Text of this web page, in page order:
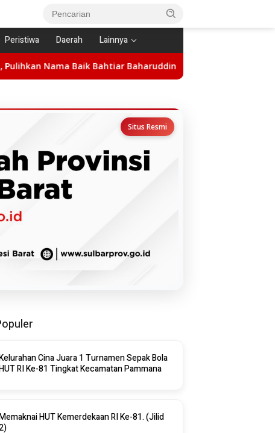
Peristiwa Daerah Lainnya
Baharuddin Hadiri Acara Penamatan Kelas VI
Cina Juara 1 Turnamen Sepak Bola
HUT RI Ke-81 Tingkat Kecamatan Pammana
HUT Kemerdekaan RI Ke-81. (Jilid